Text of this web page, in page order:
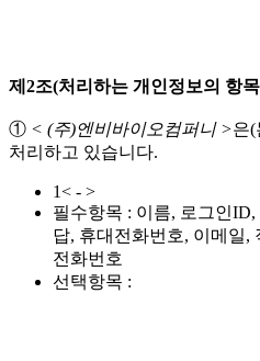
제2조(처리하는 개인정보의 항
① < (주)엔비바이오컴퍼니 >은(
처리하고 있습니다.
1< - >
필수항목 : 이름, 로그인
답, 휴대전화번호, 이메일,
전화번호
선택항목 :